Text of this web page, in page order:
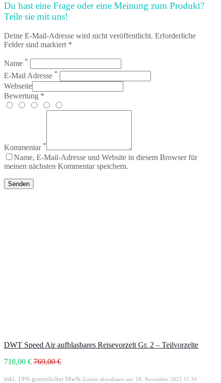
Du hast eine Frage oder eine Meinung zum Produkt?
Teile sie mit uns!
Deine E-Mail-Adresse wird nicht veröffentlicht. Erforderliche
Felder sind markiert *
Name *
E-Mail Adresse *
Webseite
Bewertung *
Kommentar *
Name, E-Mail-Adresse und Website in diesem Browser für
meinen nächsten Kommentar speichern.
DWT Speed Air aufblasbares Reisevorzelt Gr. 2 – Teilvorzelte
718,00 € 769,00 €
inkl. 19% gesetzlicher MwSt. Zuletzt aktualisiert am: 18. November 2025 11:34